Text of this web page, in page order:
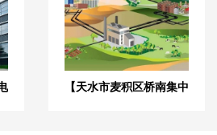
【天水市麦积区桥南集中